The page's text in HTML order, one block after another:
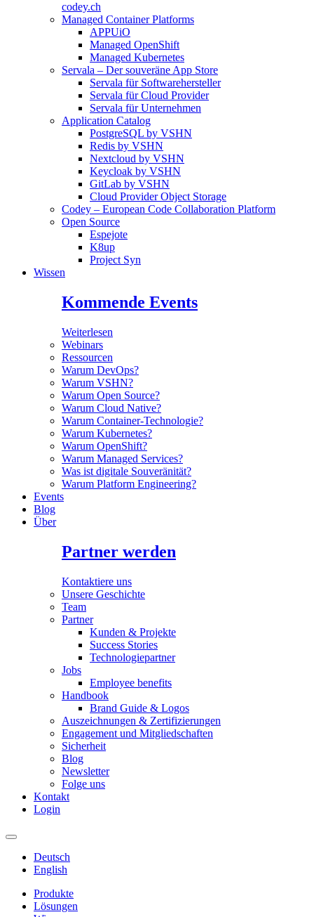
codey.ch
Managed Container Platforms
APPUiO
Managed OpenShift
Managed Kubernetes
Servala – Der souveräne App Store
Servala für Softwarehersteller
Servala für Cloud Provider
Servala für Unternehmen
Application Catalog
PostgreSQL by VSHN
Redis by VSHN
Nextcloud by VSHN
Keycloak by VSHN
GitLab by VSHN
Cloud Provider Object Storage
Codey – European Code Collaboration Platform
Open Source
Espejote
K8up
Project Syn
Wissen
Kommende Events
Weiterlesen
Webinars
Ressourcen
Warum DevOps?
Warum VSHN?
Warum Open Source?
Warum Cloud Native?
Warum Container-Technologie?
Warum Kubernetes?
Warum OpenShift?
Warum Managed Services?
Was ist digitale Souveränität?
Warum Platform Engineering?
Events
Blog
Über
Partner werden
Kontaktiere uns
Unsere Geschichte
Team
Partner
Kunden & Projekte
Success Stories
Technologiepartner
Jobs
Employee benefits
Handbook
Brand Guide & Logos
Auszeichnungen & Zertifizierungen
Engagement und Mitgliedschaften
Sicherheit
Blog
Newsletter
Folge uns
Kontakt
Login
Deutsch
English
Produkte
Lösungen